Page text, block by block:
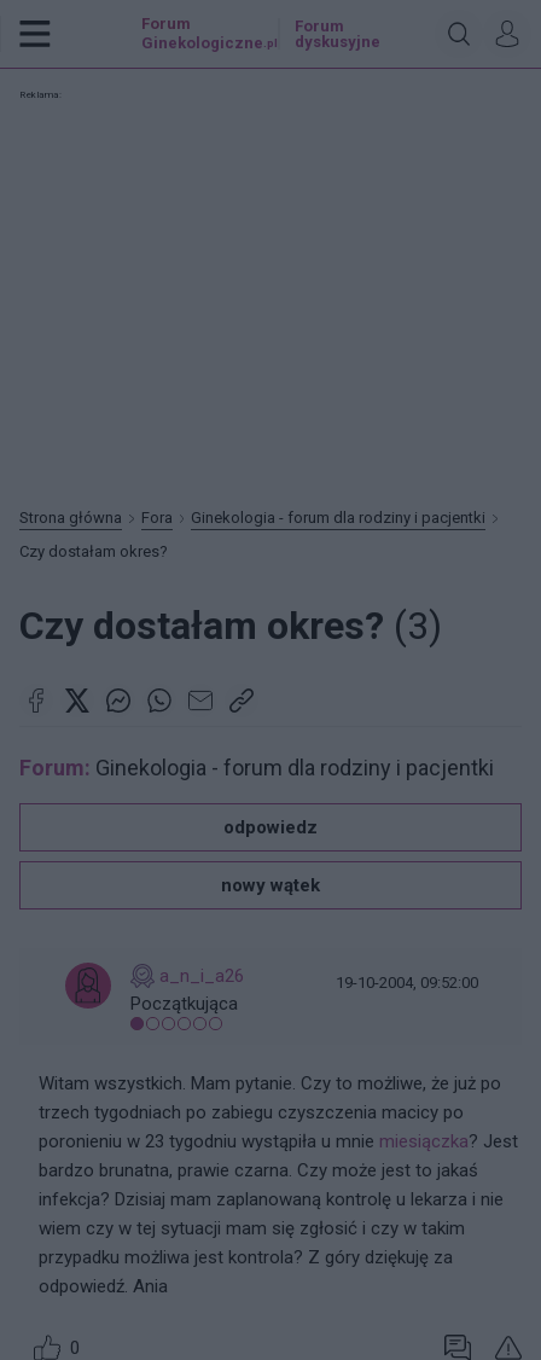
Forum
Ginekologiczne .pl
Forum
dyskusyjne
Reklama:
Strona główna Fora
Ginekologia - forum dla rodziny i pacjentki
Czy dostałam okres?
Czy dostałam okres? (3)
Forum: Ginekologia - forum dla rodziny i pacjentki
odpowiedz
nowy wątek
a_n_i_a26
Początkująca
19-10-2004, 09:52:00
Witam wszystkich. Mam pytanie. Czy to możliwe, że już po
trzech tygodniach po zabiegu czyszczenia macicy po
poronieniu w 23 tygodniu wystąpiła u mnie miesiączka? Jest
bardzo brunatna, prawie czarna. Czy może jest to jakaś
infekcja? Dzisiaj mam zaplanowaną kontrolę u lekarza i nie
wiem czy w tej sytuacji mam się zgłosić i czy w takim
przypadku możliwa jest kontrola? Z góry dziękuję za
odpowiedź. Ania
0